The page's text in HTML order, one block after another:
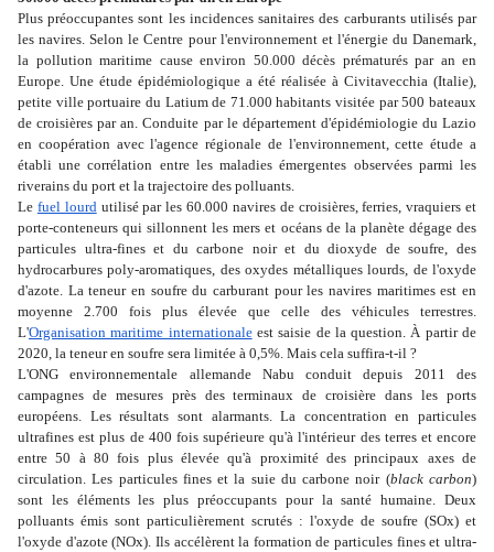
Plus préoccupantes sont les incidences sanitaires des carburants utilisés par
les navires. Selon le Centre pour l'environnement et l'énergie du Danemark,
la pollution maritime cause environ 50.000 décès prématurés par an en
Europe. Une étude épidémiologique a été réalisée à Civitavecchia (Italie),
petite ville portuaire du Latium de 71.000 habitants visitée par 500 bateaux
de croisières par an. Conduite par le département d'épidémiologie du Lazio
en coopération avec l'agence régionale de l'environnement, cette étude a
établi une corrélation entre les maladies émergentes observées parmi les
riverains du port et la trajectoire des polluants.
Le fuel lourdutilisé par les 60.000 navires de croisières, ferries, vraquiers et
porte-conteneurs qui sillonnent les mers et océans de la planète dégage des
particules ultra-fines et du carbone noir et du dioxyde de soufre, des
hydrocarbures poly-aromatiques, des oxydes métalliques lourds, de l'oxyde
d'azote. La teneur en soufre du carburant pour les navires maritimes est en
moyenne 2.700 fois plus élevée que celle des véhicules terrestres.
L'Organisation maritime internationaleest saisie de la question. À partir de
2020, la teneur en soufre sera limitée à 0,5%. Mais cela suffira-t-il ?
L'ONG environnementale allemande Nabu conduit depuis 2011 des
campagnes de mesures près des terminaux de croisière dans les ports
européens. Les résultats sont alarmants. La concentration en particules
ultrafines est plus de 400 fois supérieure qu'à l'intérieur des terres et encore
entre 50 à 80 fois plus élevée qu'à proximité des principaux axes de
circulation. Les particules fines et la suie du carbone noir (black carbon)
sont les éléments les plus préoccupants pour la santé humaine. Deux
polluants émis sont particulièrement scrutés : l'oxyde de soufre (SOx) et
l'oxyde d'azote (NOx). Ils accélèrent la formation de particules fines et ultra-